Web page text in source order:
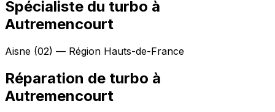
Spécialiste du turbo à
Autremencourt
Aisne (02) — Région Hauts-de-France
Réparation de turbo à
Autremencourt